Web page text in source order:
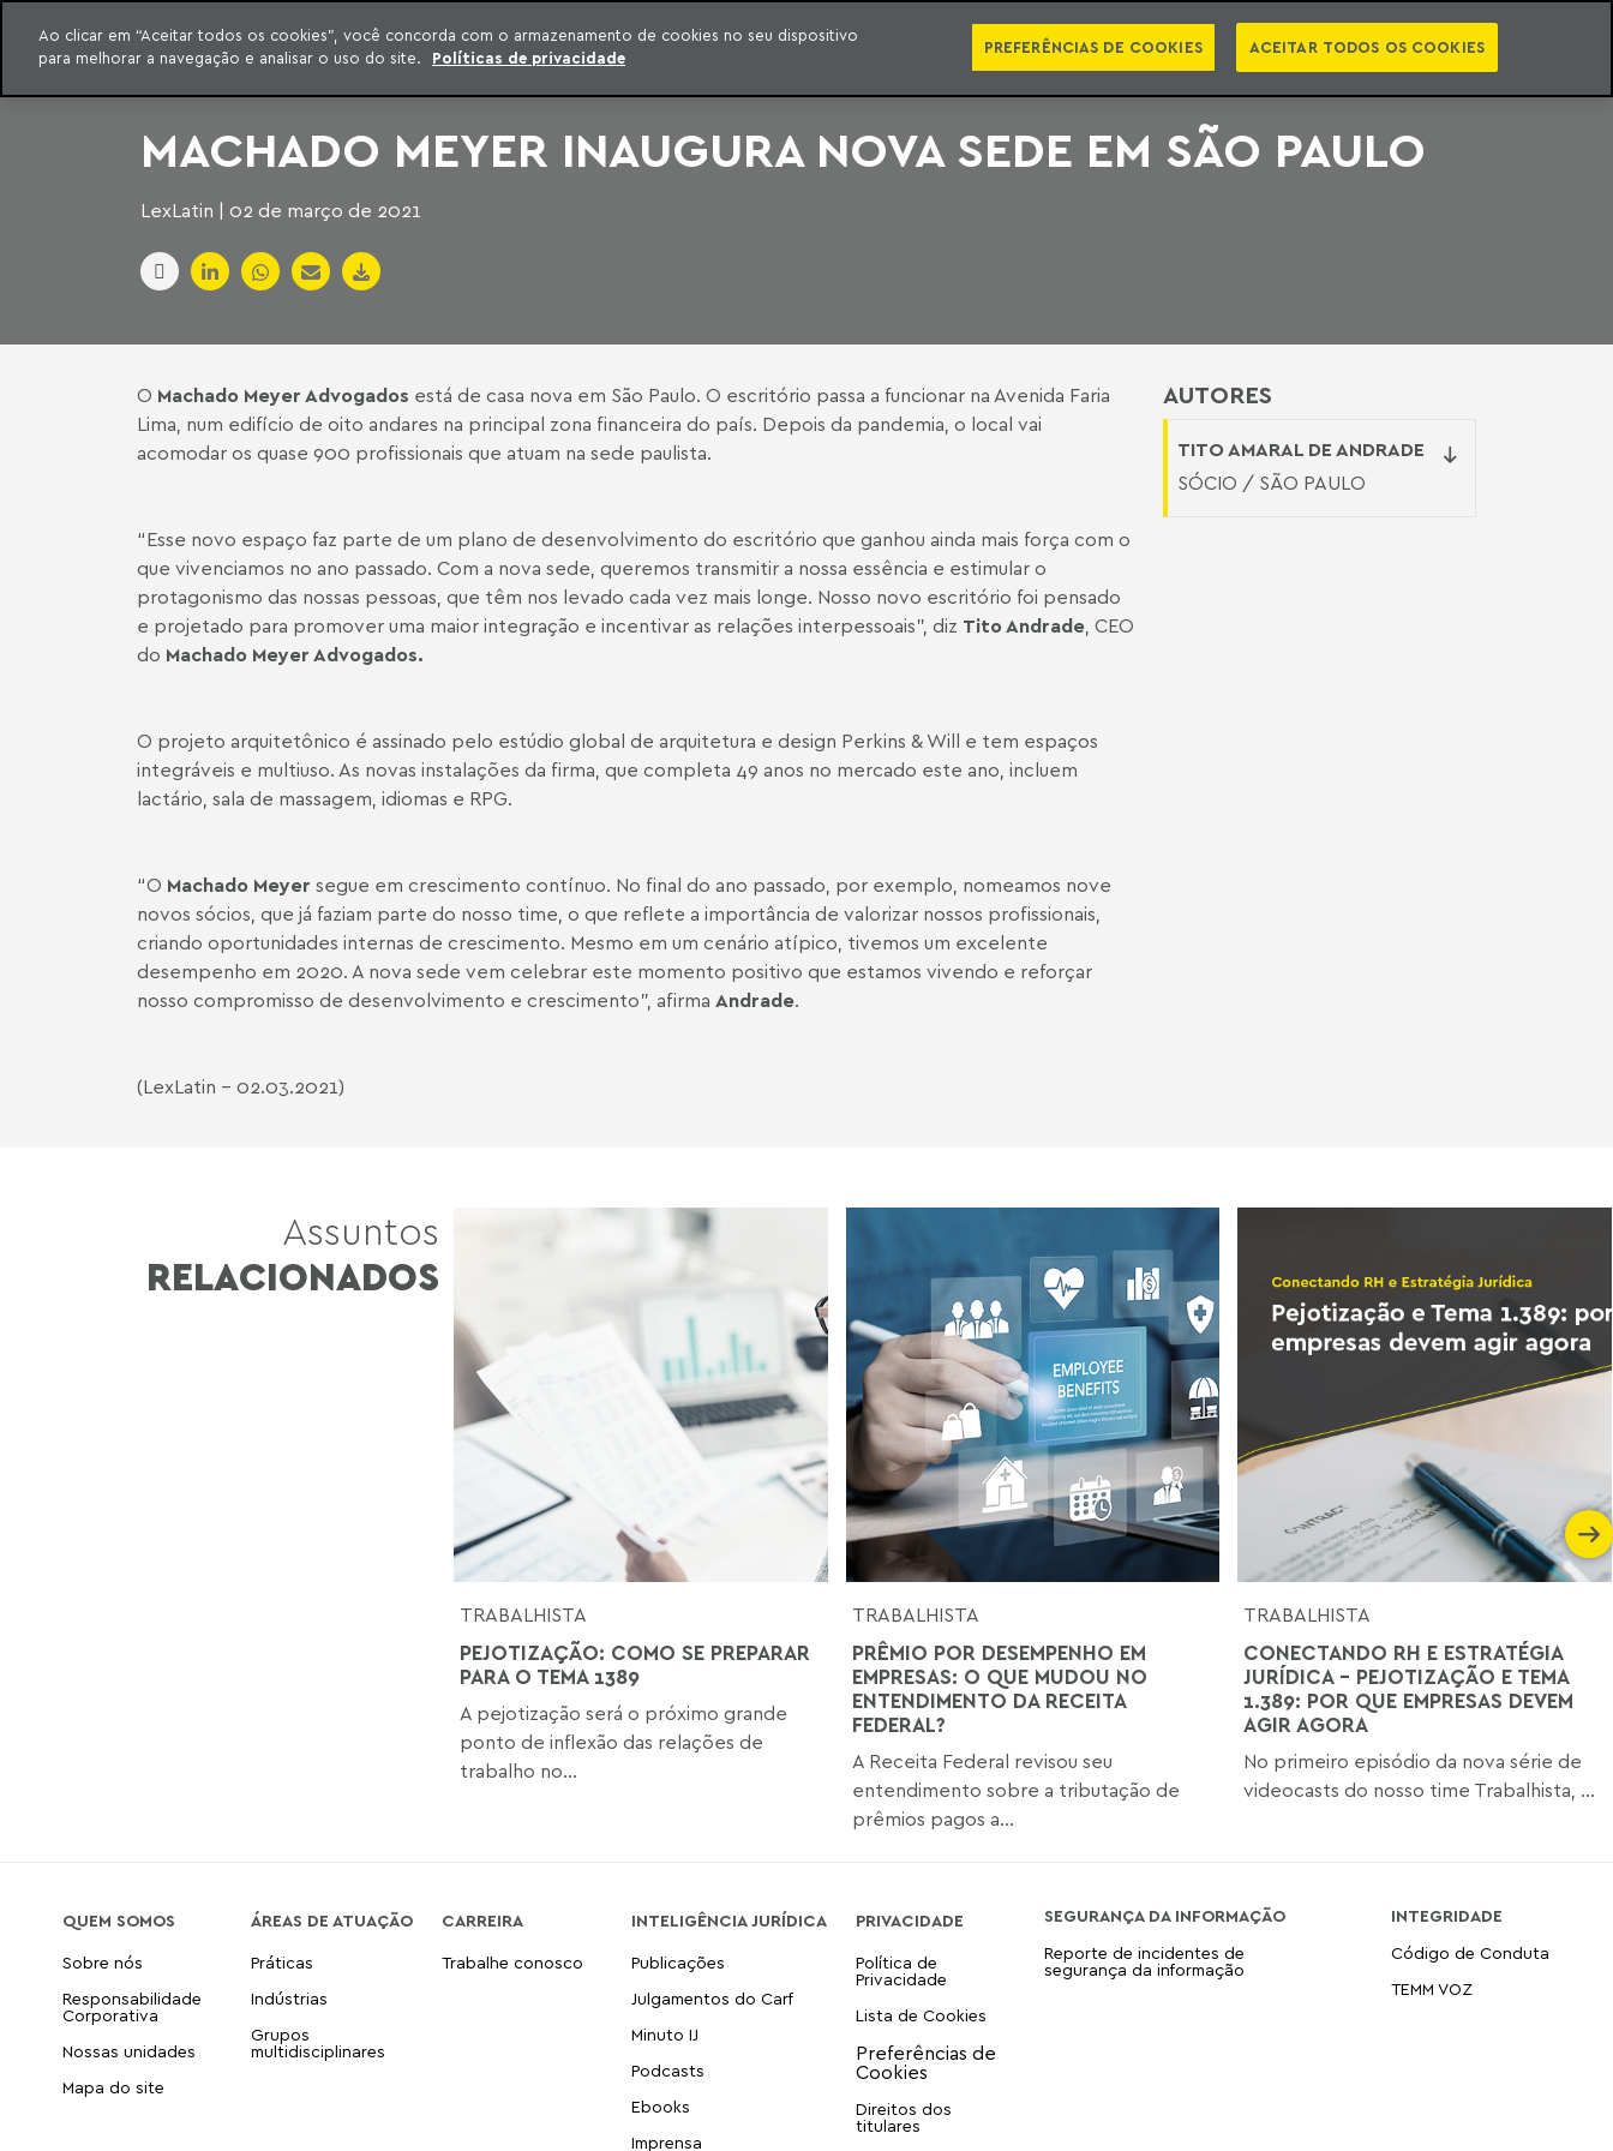
para o conteúdo
Machado Meyer
INTELIGÊNCIA JURÍDICA
CONTEÚDO EXCLUSIVO MACHADO MEYER ADVOGADOS
SÉRIES PUBLICAÇÕES EBOOKS PODCASTS NEWSLETTER VIDEOCASTS PT EN CATEGORIAS
MACHADO MEYER INAUGURA NOVA SEDE EM SÃO PAULO
LexLatin | 02 de março de 2021
AUTORES
TITO AMARAL DE ANDRADE
SÓCIO / SÃO PAULO
O Machado Meyer Advogados está de casa nova em São Paulo. O escritório passa a funcionar na Avenida Faria
Lima, num edifício de oito andares na principal zona financeira do país. Depois da pandemia, o local vai
acomodar os quase 900 profissionais que atuam na sede paulista.
“Esse novo espaço faz parte de um plano de desenvolvimento do escritório que ganhou ainda mais força com o
que vivenciamos no ano passado. Com a nova sede, queremos transmitir a nossa essência e estimular o
protagonismo das nossas pessoas, que têm nos levado cada vez mais longe. Nosso novo escritório foi pensado
e projetado para promover uma maior integração e incentivar as relações interpessoais”, diz Tito Andrade, CEO
do Machado Meyer Advogados.
O projeto arquitetônico é assinado pelo estúdio global de arquitetura e design Perkins & Will e tem espaços
integráveis e multiuso. As novas instalações da firma, que completa 49 anos no mercado este ano, incluem
lactário, sala de massagem, idiomas e RPG.
“O Machado Meyer segue em crescimento contínuo. No final do ano passado, por exemplo, nomeamos nove
novos sócios, que já faziam parte do nosso time, o que reflete a importância de valorizar nossos profissionais,
criando oportunidades internas de crescimento. Mesmo em um cenário atípico, tivemos um excelente
desempenho em 2020. A nova sede vem celebrar este momento positivo que estamos vivendo e reforçar
nosso compromisso de desenvolvimento e crescimento”, afirma Andrade.
(LexLatin - 02.03.2021)
Assuntos
RELACIONADOS
TRABALHISTA
PEJOTIZAÇÃO: COMO SE PREPARAR
PARA O TEMA 1389
A pejotização será o próximo grande
ponto de inflexão das relações de
trabalho no...
TRABALHISTA
PRÊMIO POR DESEMPENHO EM
EMPRESAS: O QUE MUDOU NO
ENTENDIMENTO DA RECEITA
FEDERAL?
A Receita Federal revisou seu
entendimento sobre a tributação de
prêmios pagos a...
TRABALHISTA
CONECTANDO RH E ESTRATÉGIA
JURÍDICA - PEJOTIZAÇÃO E TEMA
1.389: POR QUE EMPRESAS DEVEM
AGIR AGORA
No primeiro episódio da nova série de
videocasts do nosso time Trabalhista, ...
QUEM SOMOS
Sobre nós
Responsabilidade
Corporativa
Nossas unidades
Mapa do site
ÁREAS DE ATUAÇÃO
Práticas
Indústrias
Grupos
multidisciplinares
CARREIRA
Trabalhe conosco
INTELIGÊNCIA JURÍDICA
Publicações
Julgamentos do Carf
Minuto IJ
Podcasts
Ebooks
Imprensa
PRIVACIDADE
Política de
Privacidade
Lista de Cookies
Direitos dos
titulares
SEGURANÇA DA INFORMAÇÃO
Reporte de incidentes de
segurança da informação
INTEGRIDADE
Código de Conduta
TEMM VOZ
Ao clicar em “Aceitar todos os cookies”, você concorda com o armazenamento de cookies no seu dispositivo
para melhorar a navegação e analisar o uso do site.
Políticas de privacidade
PREFERÊNCIAS DE COOKIES ACEITAR TODOS OS COOKIES